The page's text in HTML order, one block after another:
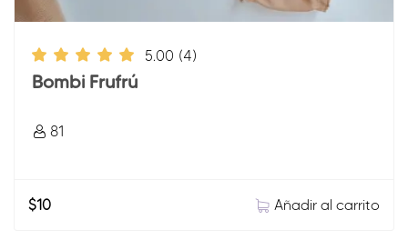
5.00 (4)
Bombi Frufrú
81
$10 Añadir al carrito